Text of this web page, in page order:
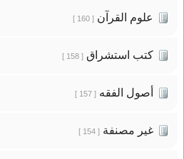
علوم القرآن[ 160 ]
كتب استشراق[ 158 ]
أصول الفقه[ 157 ]
غير مصنفة[ 154 ]